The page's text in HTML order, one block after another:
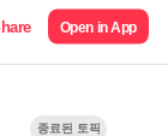
Open in App
종료된 토픽